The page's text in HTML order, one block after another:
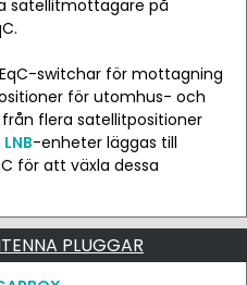
satellitmottagare på
switchar för mottagning
för utomhus- och
flera satellitpositioner
LNB-enheter läggas till
för att växla dessa
PLUGGAR